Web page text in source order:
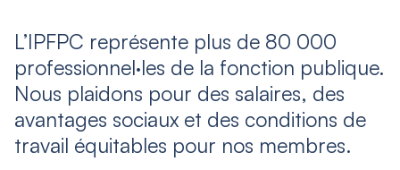
L’IPFPC représente plus de 80 000
professionnel·les de la fonction publique.
Nous plaidons pour des salaires, des
avantages sociaux et des conditions de
travail équitables pour nos membres.